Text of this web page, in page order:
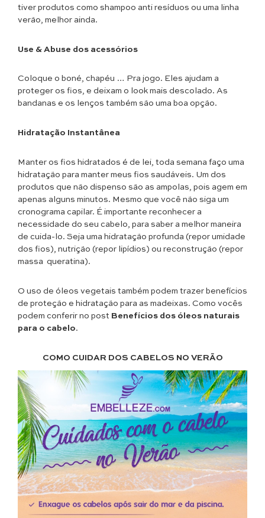
tiver produtos como shampoo anti resíduos ou uma linha
verão, melhor ainda.
Use & Abuse dos acessórios
Coloque o boné, chapéu … Pra jogo. Eles ajudam a
proteger os fios, e deixam o look mais descolado. As
bandanas e os lenços também são uma boa opção.
Hidratação Instantânea
Manter os fios hidratados é de lei, toda semana faço uma
hidratação para manter meus fios saudáveis. Um dos
produtos que não dispenso são as ampolas, pois agem em
apenas alguns minutos. Mesmo que você não siga um
cronograma capilar. É importante reconhecer a
necessidade do seu cabelo, para saber a melhor maneira
de cuida-lo. Seja uma hidratação profunda (repor umidade
dos fios), nutrição (repor lipídios) ou reconstrução (repor
massa queratina).
O uso de óleos vegetais também podem trazer benefícios
de proteção e hidratação para as madeixas. Como vocês
podem conferir no post Benefícios dos óleos naturais
para o cabelo.
COMO CUIDAR DOS CABELOS NO VERÃO